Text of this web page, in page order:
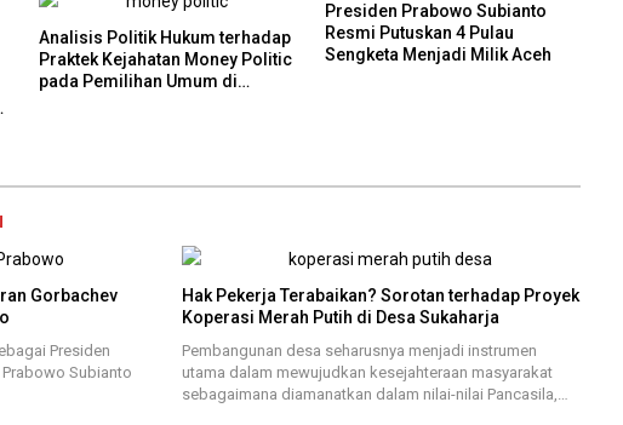
Analisis Politik Hukum terhadap
Praktek Kejahatan Money Politic
pada Pemilihan Umum di
Presiden Prabowo Subianto
Resmi Putuskan 4 Pulau
Sengketa Menjadi Milik Aceh
Gorbachev
Presiden
Subianto
Hak Pekerja Terabaikan? Sorotan terhadap Proyek
Koperasi Merah Putih di Desa Sukaharja
Pembangunan desa seharusnya menjadi instrumen
utama dalam mewujudkan kesejahteraan masyarakat
sebagaimana diamanatkan dalam nilai-nilai Pancasila,…